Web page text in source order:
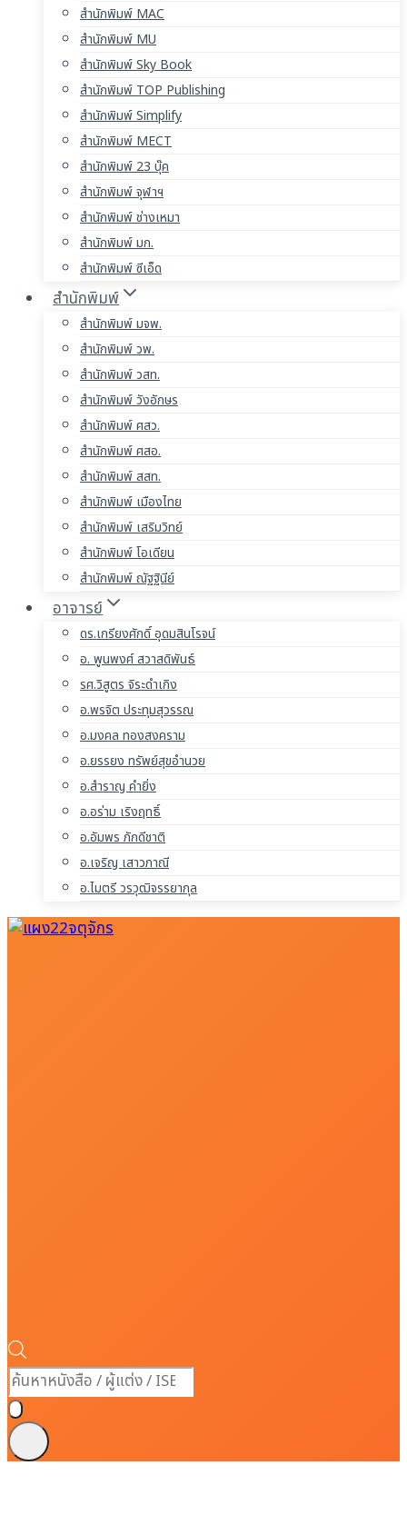
สำนักพิมพ์ MAC
สำนักพิมพ์ MU
สำนักพิมพ์ Sky Book
สำนักพิมพ์ TOP Publishing
สำนักพิมพ์ Simplify
สำนักพิมพ์ MECT
สำนักพิมพ์ 23 บุ๊ค
สำนักพิมพ์ จุฬาฯ
สำนักพิมพ์ ช่างเหมา
สำนักพิมพ์ มก.
สำนักพิมพ์ ซีเอ็ด
สำนักพิมพ์
สำนักพิมพ์ มจพ.
สำนักพิมพ์ วพ.
สำนักพิมพ์ วสท.
สำนักพิมพ์ วังอักษร
สำนักพิมพ์ ศสว.
สำนักพิมพ์ ศสอ.
สำนักพิมพ์ สสท.
สำนักพิมพ์ เมืองไทย
สำนักพิมพ์ เสริมวิทย์
สำนักพิมพ์ โอเดียน
สำนักพิมพ์ ณัฐฐินีย์
อาจารย์
ดร.เกรียงศักดิ์ อุดมสินโรจน์
อ. พูนพงศ์ สวาสดิพันธ์
รศ.วิสูตร จิระดำเกิง
อ.พรจิต ประทุมสุวรรณ
อ.มงคล ทองสงคราม
อ.ยรรยง ทรัพย์สุขอำนวย
อ.สำราญ คำยิ่ง
อ.อร่าม เริงฤทธิ์
อ.อัมพร ภักดีชาติ
อ.เจริญ เสาวภาณี
อ.ไมตรี วรวุฒิจรรยากุล
Products
search